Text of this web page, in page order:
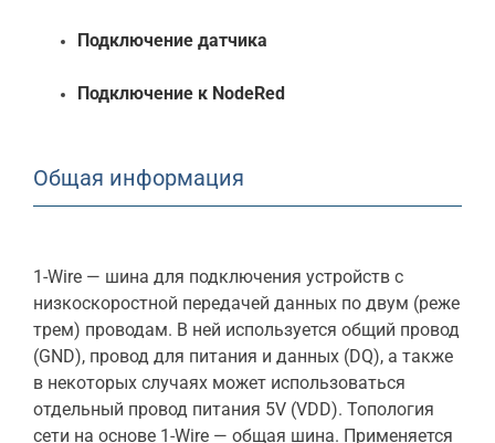
Подключение датчика
Подключение к NodeRed
Общая информация
1-Wire — шина для подключения устройств с
низкоскоростной передачей данных по двум (реже
трем) проводам. В ней используется общий провод
(GND), провод для питания и данных (DQ), а также
в некоторых случаях может использоваться
отдельный провод питания 5V (VDD). Топология
сети на основе 1-Wire — общая шина. Применяется